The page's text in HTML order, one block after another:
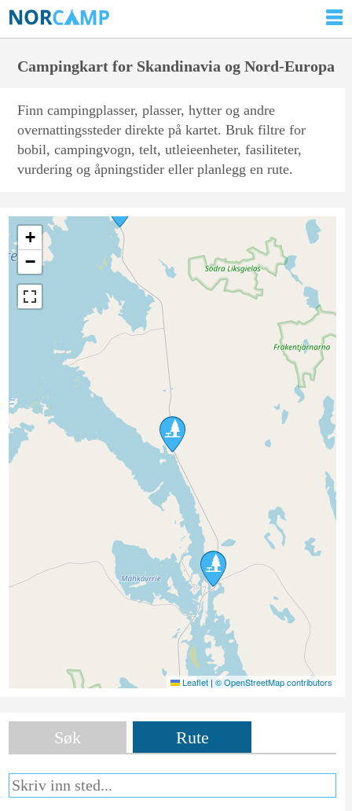
Campingkart for Skandinavia og Nord-Europa
Finn campingplasser, plasser, hytter og andre
overnattingssteder direkte på kartet. Bruk filtre for
bobil, campingvogn, telt, utleieenheter, fasiliteter,
vurdering og åpningstider eller planlegg en rute.
+
−
Leaflet | © OpenStreetMap contributors
Søk Rute